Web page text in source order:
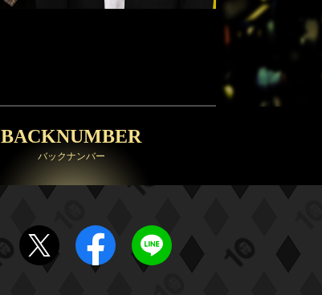
BACKNUMBER
バックナンバー
午前 10:00
題名のない音楽会「背筋も凍
る!恐怖を感じる音楽会」
午前 10:30
グ 期間限定商品を手にする大
チャンス!お見逃しなく!